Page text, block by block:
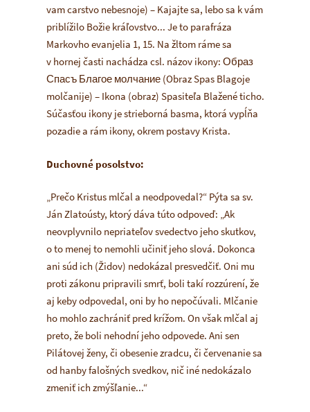
vam carstvo nebesnoje) – Kajajte sa, lebo sa k vám
priblížilo Božie kráľovstvo... Je to parafráza
Markovho evanjelia 1, 15. Na žltom ráme sa
v hornej časti nachádza csl. názov ikony: Образ
Спасъ Благое молчание (Obraz Spas Blagoje
molčanije) – Ikona (obraz) Spasiteľa Blažené ticho.
Súčasťou ikony je strieborná basma, ktorá vypĺňa
pozadie a rám ikony, okrem postavy Krista.
Duchovné posolstvo:
„Prečo Kristus mlčal a neodpovedal?“ Pýta sa sv.
Ján Zlatoústy, ktorý dáva túto odpoveď: „Ak
neovplyvnilo nepriateľov svedectvo jeho skutkov,
o to menej to nemohli učiniť jeho slová. Dokonca
ani súd ich (Židov) nedokázal presvedčiť. Oni mu
proti zákonu pripravili smrť, boli takí rozzúrení, že
aj keby odpovedal, oni by ho nepočúvali. Mlčanie
ho mohlo zachrániť pred krížom. On však mlčal aj
preto, že boli nehodní jeho odpovede. Ani sen
Pilátovej ženy, či obesenie zradcu, či červenanie sa
od hanby falošných svedkov, nič iné nedokázalo
zmeniť ich zmýšľanie...“